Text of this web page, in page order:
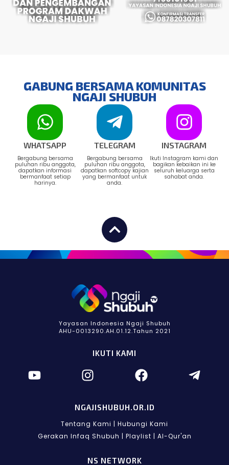
GABUNG BERSAMA KOMUNITAS
NGAJI SHUBUH
WHATSAPP
Bergabung bersama
puluhan ribu anggota,
dapatkan informasi
bermanfaat setiap
harinya.
TELEGRAM
Bergabung bersama
puluhan ribu anggota,
dapatkan softcopy kajian
yang bermanfaat untuk
anda.
INSTAGRAM
Ikuti Instagram kami dan
bagikan kebaikan ini ke
seluruh keluarga serta
sahabat anda.
Yayasan Indonesia Ngaji Shubuh
AHU-0013290.AH.01.12.Tahun 2021
IKUTI KAMI
NGAJISHUBUH.OR.ID
Tentang Kami | Hubungi Kami
Gerakan Infaq Shubuh | Playlist | Al-Qur'an
NS NETWORK